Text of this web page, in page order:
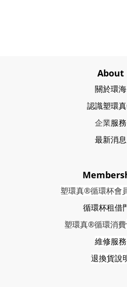
About
關於環海
認識塑環
企業服務
最新消息
塑環真®循環杯會
循環杯租借
塑環真®循環消費
維修服務
退換貨說